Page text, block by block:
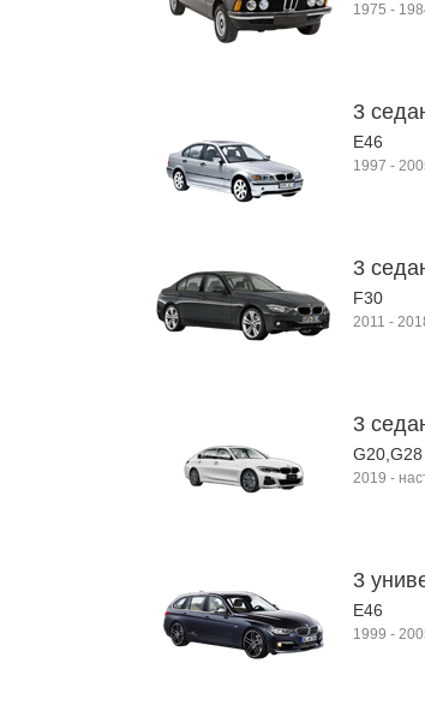
1975 -
3
E46
1997 -
3
F30
2011 -
3
G20,G28
2019 -
3
E46
1999 -